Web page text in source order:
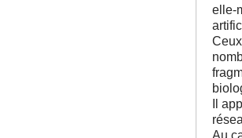
elle-
Il
Au